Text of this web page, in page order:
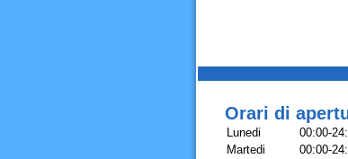
Orari di
Lunedi
00:00-
Martedi
00:00-